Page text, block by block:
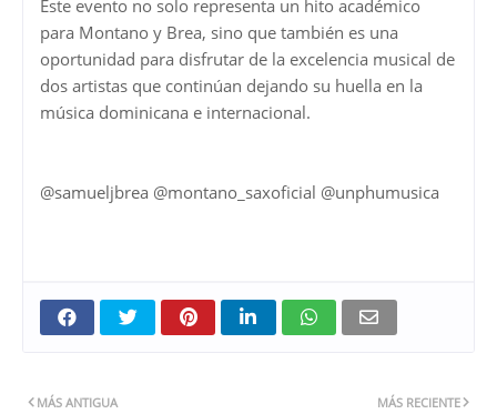
Este evento no solo representa un hito académico
para Montano y Brea, sino que también es una
oportunidad para disfrutar de la excelencia musical de
dos artistas que continúan dejando su huella en la
música dominicana e internacional.
@samueljbrea @montano_saxoficial @unphumusica
MÁS RECIENTE
MÁS ANTIGUA